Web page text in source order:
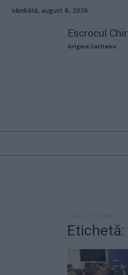
sâmbătă, august 8, 2026
Escrocul
Grigore Cartianu